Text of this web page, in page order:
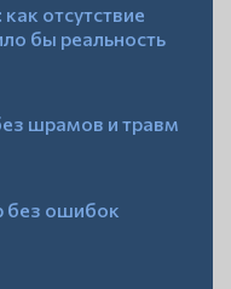
отсутствие
бы реальность
шрамов и травм
без ошибок